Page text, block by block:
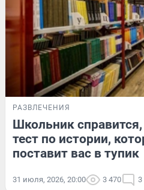
РАЗВЛЕЧЕНИЯ
Школьник
тест по истории,
поставит вас в тупик
31 июля, 2026, 20:00 3 470 3